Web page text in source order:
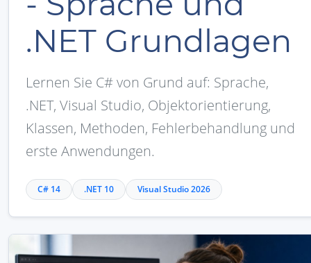
.NET Grundlagen
Lernen Sie C# von Grund auf: Sprache,
.NET, Visual Studio, Objektorientierung,
Klassen, Methoden, Fehlerbehandlung und
erste Anwendungen.
C# 14 .NET 10 Visual Studio 2026